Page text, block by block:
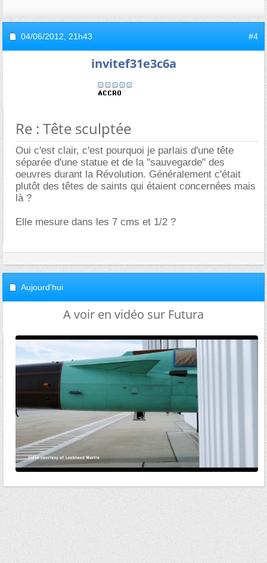
04/06/2012, 21h43 #4
invitef31e3c6a
Re : Tête sculptée
Oui c'est clair, c'est pourquoi je parlais d'une tête
séparée d'une statue et de la "sauvegarde" des
oeuvres durant la Révolution. Généralement c'était
plutôt des têtes de saints qui étaient concernées mais
là ?
Elle mesure dans les 7 cms et 1/2 ?
Aujourd'hui
A voir en vidéo sur Futura